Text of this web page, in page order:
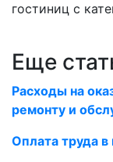
гостиниц с
Еще
Расходы на
ремонту и
Оплата труда